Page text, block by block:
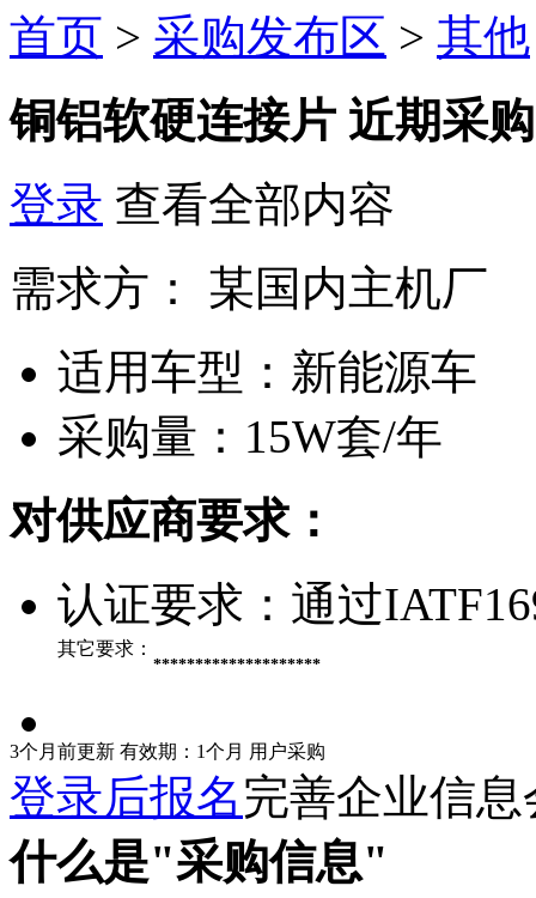
首页 > 采购发布区 > 其他
铜铝软硬连接片 近期采购
登录 查看全部内容
需求方：
某国内主机厂
适用车型： 新能源车
采购量： 15W套/年
对供应商要求：
认证要求： 通过
其它要求：
********************
3个月前更新 有效期：1个月 用户采购
登录后报名完善企业信
什么是"采购信息"